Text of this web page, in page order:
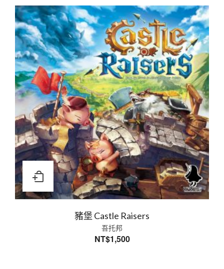
豬堡 Castle Raisers
吾托邦
NT$1,500